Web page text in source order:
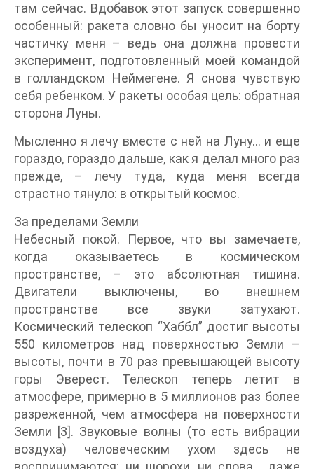
там сейчас. Вдобавок этот запуск совершенно
особенный: ракета словно бы уносит на борту
частичку меня – ведь она должна провести
эксперимент, подготовленный моей командой
в голландском Неймегене. Я снова чувствую
себя ребенком. У ракеты особая цель: обратная
сторона Луны.
Мысленно я лечу вместе с ней на Луну… и еще
гораздо, гораздо дальше, как я делал много раз
прежде, – лечу туда, куда меня всегда
страстно тянуло: в открытый космос.
За пределами Земли
Небесный покой. Первое, что вы замечаете,
когда оказываетесь в космическом
пространстве, – это абсолютная тишина.
Двигатели выключены, во внешнем
пространстве все звуки затухают.
Космический телескоп “Хаббл” достиг высоты
550 километров над поверхностью Земли –
высоты, почти в 70 раз превышающей высоту
горы Эверест. Телескоп теперь летит в
атмосфере, примерно в 5 миллионов раз более
разреженной, чем атмосфера на поверхности
Земли [3]. Звуковые волны (то есть вибрации
воздуха) человеческим ухом здесь не